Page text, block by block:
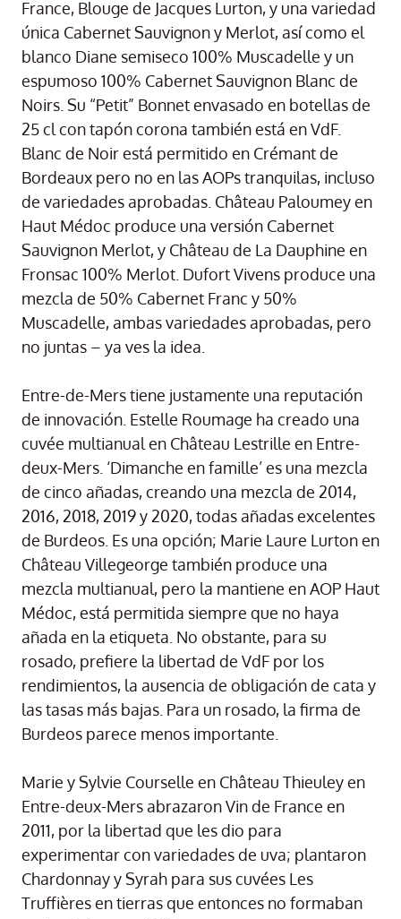
France, Blouge de Jacques Lurton, y una variedad
única Cabernet Sauvignon y Merlot, así como el
blanco Diane semiseco 100% Muscadelle y un
espumoso 100% Cabernet Sauvignon Blanc de
Noirs. Su “Petit” Bonnet envasado en botellas de
25 cl con tapón corona también está en VdF.
Blanc de Noir está permitido en Crémant de
Bordeaux pero no en las AOPs tranquilas, incluso
de variedades aprobadas. Château Paloumey en
Haut Médoc produce una versión Cabernet
Sauvignon Merlot, y Château de La Dauphine en
Fronsac 100% Merlot. Dufort Vivens produce una
mezcla de 50% Cabernet Franc y 50%
Muscadelle, ambas variedades aprobadas, pero
no juntas – ya ves la idea.
Entre-de-Mers tiene justamente una reputación
de innovación. Estelle Roumage ha creado una
cuvée multianual en Château Lestrille en Entre-
deux-Mers. ‘Dimanche en famille’ es una mezcla
de cinco añadas, creando una mezcla de 2014,
2016, 2018, 2019 y 2020, todas añadas excelentes
de Burdeos. Es una opción; Marie Laure Lurton en
Château Villegeorge también produce una
mezcla multianual, pero la mantiene en AOP Haut
Médoc, está permitida siempre que no haya
añada en la etiqueta. No obstante, para su
rosado, prefiere la libertad de VdF por los
rendimientos, la ausencia de obligación de cata y
las tasas más bajas. Para un rosado, la firma de
Burdeos parece menos importante.
Marie y Sylvie Courselle en Château Thieuley en
Entre-deux-Mers abrazaron Vin de France en
2011, por la libertad que les dio para
experimentar con variedades de uva; plantaron
Chardonnay y Syrah para sus cuvées Les
Truffières en tierras que entonces no formaban